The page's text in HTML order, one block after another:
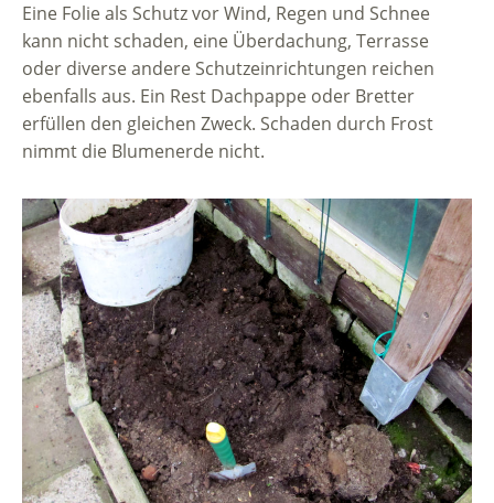
Eine Folie als Schutz vor Wind, Regen und Schnee
kann nicht schaden, eine Überdachung, Terrasse
oder diverse andere Schutzeinrichtungen reichen
ebenfalls aus. Ein Rest Dachpappe oder Bretter
erfüllen den gleichen Zweck. Schaden durch Frost
nimmt die Blumenerde nicht.